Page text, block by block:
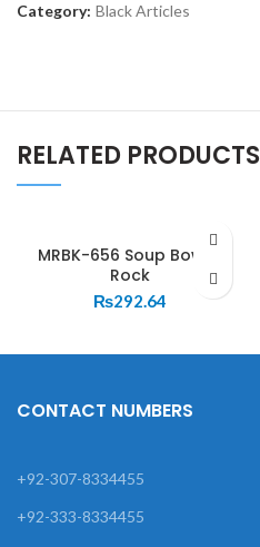
Category: Black Articles
RELATED PRODUCTS
MRBK-656 Soup Bowl –
Rock
₨292.64
CONTACT NUMBERS
+92-307-8334455
+92-333-8334455